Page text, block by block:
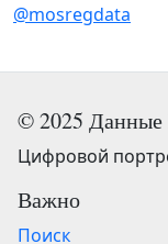
@mosregdata
© 2025 Данные
Цифровой
Важно
Поиск